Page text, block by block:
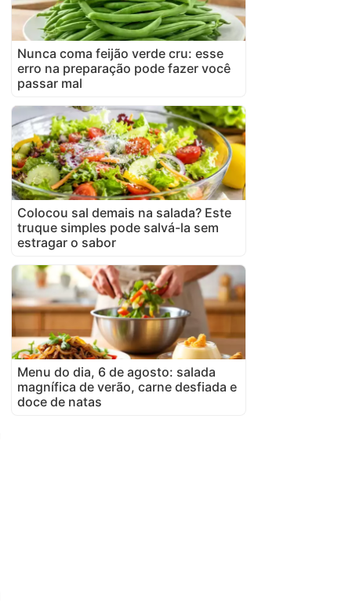
Nunca coma feijão verde cru: esse
erro na preparação pode fazer você
passar mal
Colocou sal demais na salada? Este
truque simples pode salvá-la sem
estragar o sabor
Menu do dia, 6 de agosto: salada
magnífica de verão, carne desfiada e
doce de natas